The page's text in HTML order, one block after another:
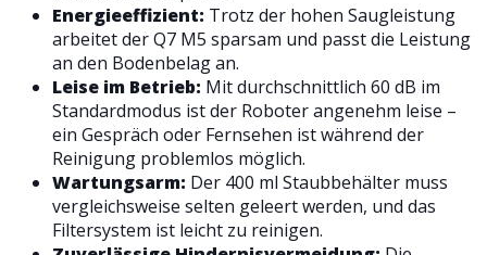
Energieeffizient: Trotz der hohen Saugleistung
arbeitet der Q7 M5 sparsam und passt die Leistung
an den Bodenbelag an.
Leise im Betrieb: Mit durchschnittlich 60 dB im
Standardmodus ist der Roboter angenehm leise –
ein Gespräch oder Fernsehen ist während der
Reinigung problemlos möglich.
Wartungsarm: Der 400 ml Staubbehälter muss
vergleichsweise selten geleert werden, und das
Filtersystem ist leicht zu reinigen.